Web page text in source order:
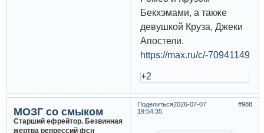
Бекхэмами, а также
девушкой Круза, Джеки
Апостели.
https://max.ru/c/-
+2
Поделиться 988
2026-07-07
19:54:35
МОЗГ со смыком
Старший ефрейтор. Безвинная
жертва репрессий фсн